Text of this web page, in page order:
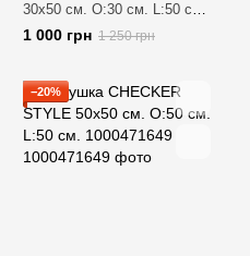
30х50 см. O:30 см. L:50 см.
1000471650
1 000 грн 1 250 грн
−20%